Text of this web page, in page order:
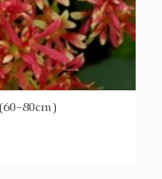
80cm)